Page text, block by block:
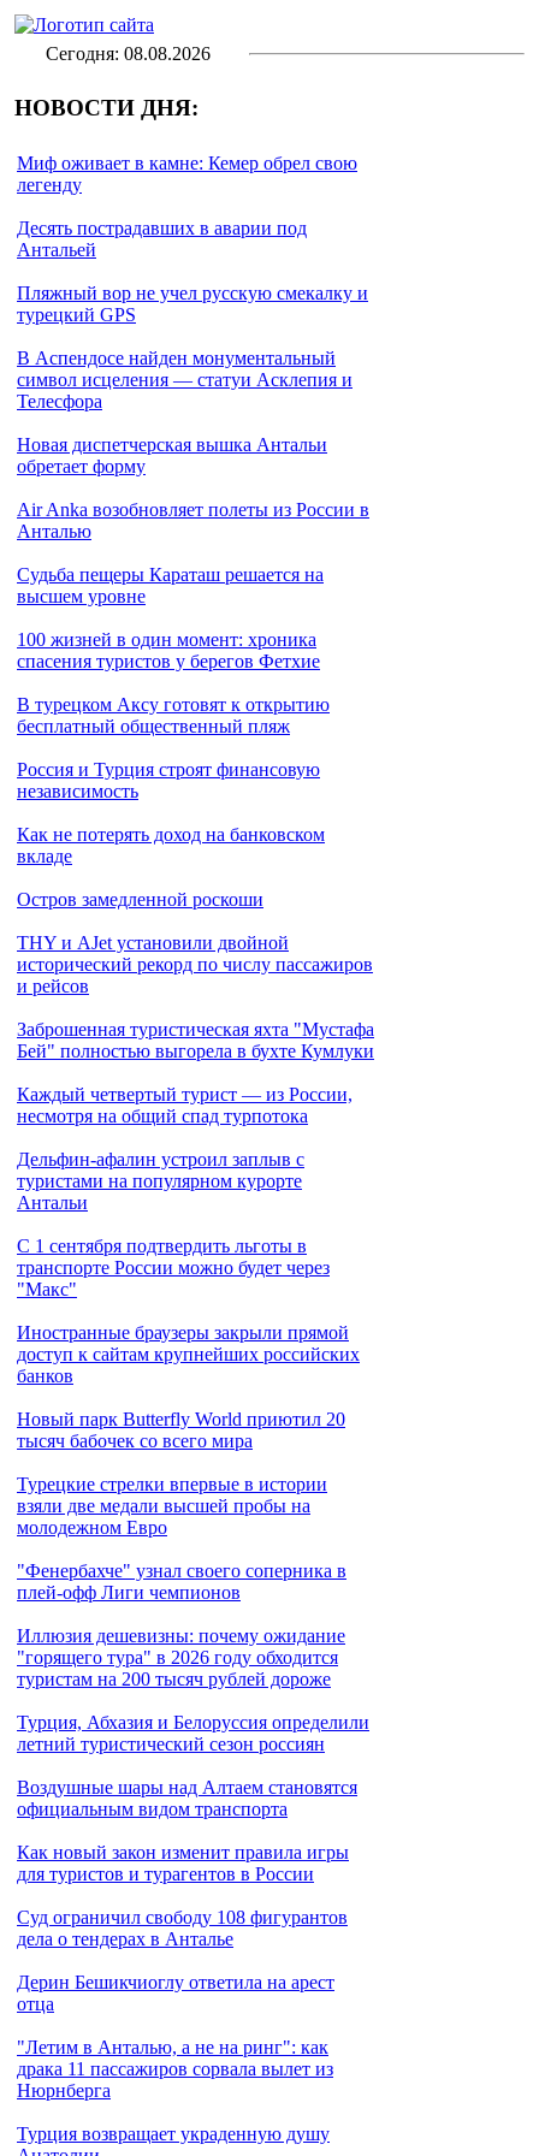
Сегодня: 08.08.2026
НОВОСТИ ДНЯ:
Миф оживает в камне: Кемер обрел свою
легенду
Десять пострадавших в аварии под
Антальей
Пляжный вор не учел русскую смекалку и
турецкий GPS
В Аспендосе найден монументальный
символ исцеления — статуи Асклепия и
Телесфора
Новая диспетчерская вышка Антальи
обретает форму
Air Anka возобновляет полеты из России в
Анталью
Cудьба пещеры Караташ решается на
высшем уровне
100 жизней в один момент: хроника
спасения туристов у берегов Фетхие
В турецком Аксу готовят к открытию
бесплатный общественный пляж
Россия и Турция строят финансовую
независимость
Как не потерять доход на банковском
вкладе
Остров замедленной роскоши
THY и AJet установили двойной
исторический рекорд по числу пассажиров
и рейсов
Заброшенная туристическая яхта "Мустафа
Бей" полностью выгорела в бухте Кумлуки
Каждый четвертый турист — из России,
несмотря на общий спад турпотока
Дельфин-афалин устроил заплыв с
туристами на популярном курорте
Антальи
С 1 сентября подтвердить льготы в
транспорте России можно будет через
"Макс"
Иностранные браузеры закрыли прямой
доступ к сайтам крупнейших российских
банков
Новый парк Butterfly World приютил 20
тысяч бабочек со всего мира
Турецкие стрелки впервые в истории
взяли две медали высшей пробы на
молодежном Евро
"Фенербахче" узнал своего соперника в
плей-офф Лиги чемпионов
Иллюзия дешевизны: почему ожидание
"горящего тура" в 2026 году обходится
туристам на 200 тысяч рублей дороже
Турция, Абхазия и Белоруссия определили
летний туристический сезон россиян
Воздушные шары над Алтаем становятся
официальным видом транспорта
Как новый закон изменит правила игры
для туристов и турагентов в России
Cуд ограничил свободу 108 фигурантов
дела о тендерах в Анталье
Дерин Бешикчиоглу ответила на арест
отца
"Летим в Анталью, а не на ринг": как
драка 11 пассажиров сорвала вылет из
Нюрнберга
Турция возвращает украденную душу